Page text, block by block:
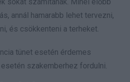
annál hamarabb lehet tervezni,
és csökkenteni a terheket.
tünet esetén érdemes
szakemberhez fordulni.